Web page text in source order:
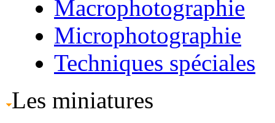
Macrophotographie
Microphotographie
Techniques spéciales
Les miniatures